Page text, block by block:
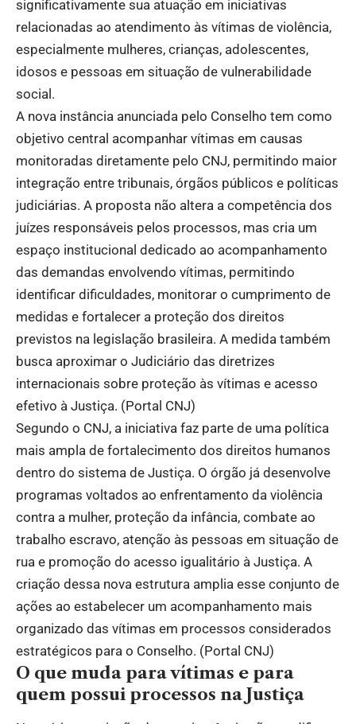
significativamente sua atuação em iniciativas
relacionadas ao atendimento às vítimas de violência,
especialmente mulheres, crianças, adolescentes,
idosos e pessoas em situação de vulnerabilidade
social.
A nova instância anunciada pelo Conselho tem como
objetivo central acompanhar vítimas em causas
monitoradas diretamente pelo CNJ, permitindo maior
integração entre tribunais, órgãos públicos e políticas
judiciárias. A proposta não altera a competência dos
juízes responsáveis pelos processos, mas cria um
espaço institucional dedicado ao acompanhamento
das demandas envolvendo vítimas, permitindo
identificar dificuldades, monitorar o cumprimento de
medidas e fortalecer a proteção dos direitos
previstos na legislação brasileira. A medida também
busca aproximar o Judiciário das diretrizes
internacionais sobre proteção às vítimas e acesso
efetivo à Justiça. (Portal CNJ)
Segundo o CNJ, a iniciativa faz parte de uma política
mais ampla de fortalecimento dos direitos humanos
dentro do sistema de Justiça. O órgão já desenvolve
programas voltados ao enfrentamento da violência
contra a mulher, proteção da infância, combate ao
trabalho escravo, atenção às pessoas em situação de
rua e promoção do acesso igualitário à Justiça. A
criação dessa nova estrutura amplia esse conjunto de
ações ao estabelecer um acompanhamento mais
organizado das vítimas em processos considerados
estratégicos para o Conselho. (Portal CNJ)
O que muda para vítimas e para
quem possui processos na Justiça